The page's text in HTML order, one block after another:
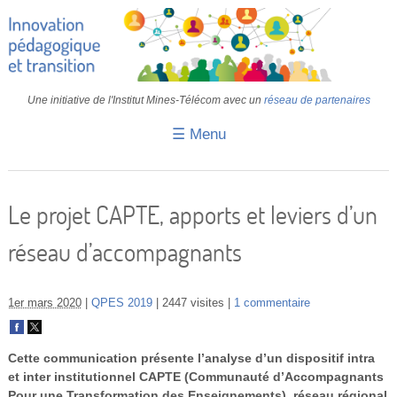
Une initiative de l'Institut Mines-Télécom avec un réseau de partenaires
☰ Menu
Retours d’expériences
Transition
IA
Colloques
Le projet CAPTE, apports et leviers d’un
réseau d’accompagnants
1er mars 2020 QPES 2019 2447 visites 1 commentaire
Cette communication présente l’analyse d’un dispositif intra
et inter institutionnel CAPTE (Communauté d’Accompagnants